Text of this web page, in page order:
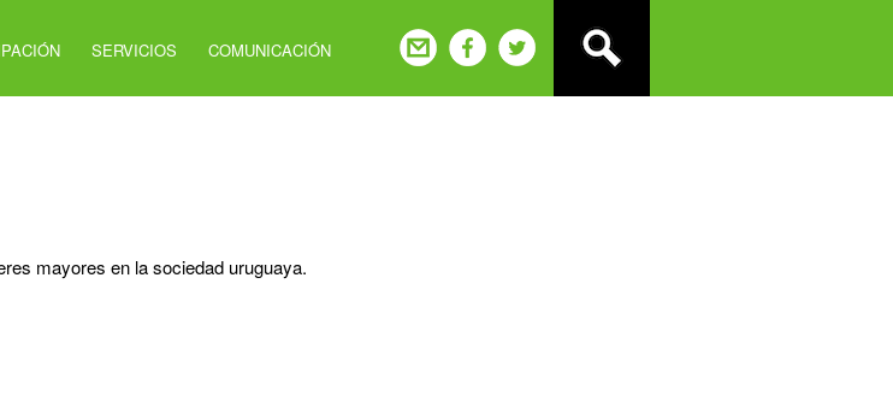
SERVICIOS COMUNICACIÓN
mayores en la sociedad uruguaya.